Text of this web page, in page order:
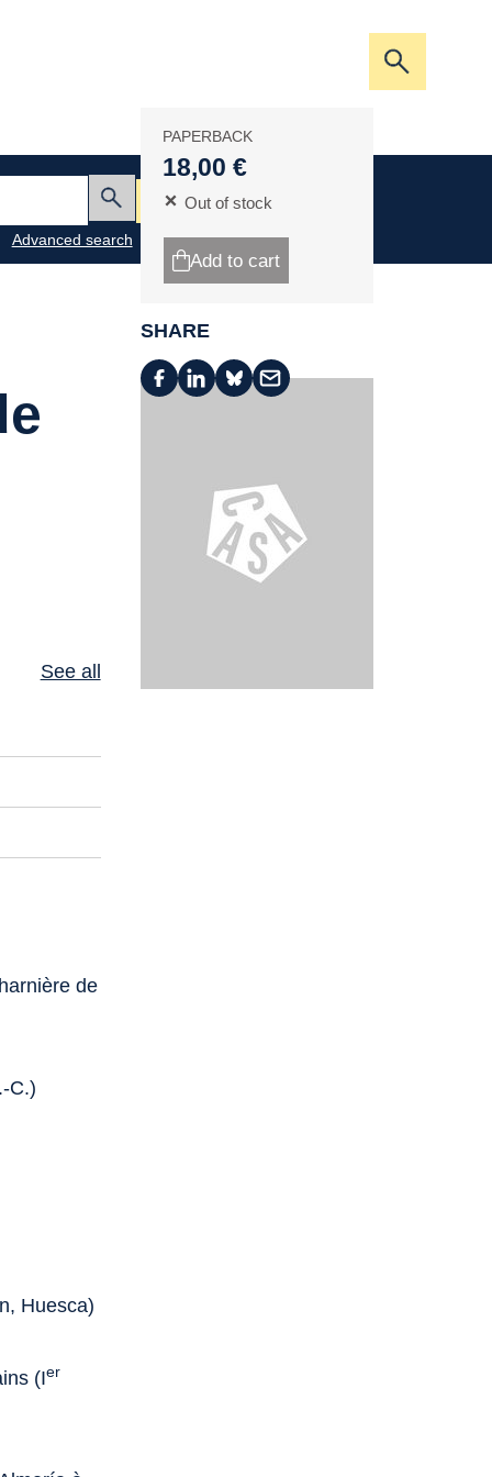
Open/
the
Advanced search
My cart
See all
de
C.)
Huesca)
(Ier
PAPERBACK
18,00 €
Out of stock
Add to cart
SHARE